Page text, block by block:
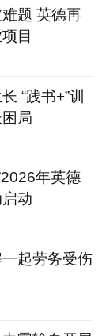
题 英德再
目
“践书+”训
局
年英德
动
起劳务受伤